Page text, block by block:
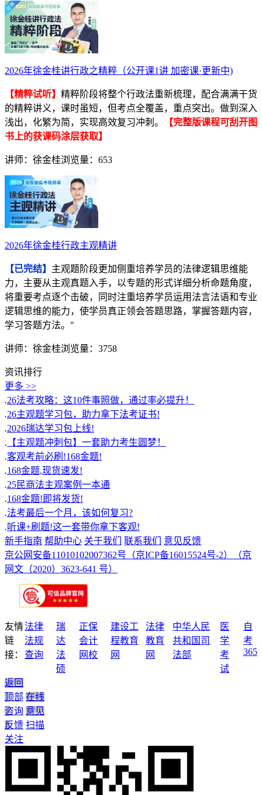
2026年徐金桂讲行政之精粹（公开课1讲 加密课·更新中)
【精粹试听】 精粹阶段将整个行政法重新梳理，配合满满干货
的精粹讲义，课时虽短，但考点全覆盖，重点突出。做到深入
浅出，化繁为简，实现高效复习冲刺。
【完整版课程可刮开图
书上的获课码涂层获取】
讲师：徐金桂浏览量：653
2026年徐金桂行政主观精讲
【已完结】 主观题阶段更加侧重培养学员的法律逻辑思维能
力，主要从主观真题入手，以专题的形式详细分析命题角度，
将重要考点逐个击破，同时注重培养学员运用法言法语和专业
逻辑思维的能力，使学员真正领会答题思路，掌握答题内容，
学习答题方法。"
讲师：徐金桂浏览量：3758
资讯排行
更多 >>
.26法考攻略：这10件事照做，通过率必提升！
.26主观题学习包，助力拿下法考证书!
.2026瑞达学习包上线!
. 【主观题冲刺包】一套助力考生圆梦！
.客观考前必刷!168金题!
.168金题,现货速发!
.25民商法主观案例一本通
.168金题!即将发货!
.法考最后一个月，该如何复习?
.听课+刷题!这一套带你拿下客观!
新手指南 帮助中心 关于我们 联系我们
意见反馈
京公网安备11010102007362号 （京ICP备16015524号-2）
（京
网文（2020）3623-641 号）
友情
链
接：
法律
法规
查询
瑞
达
法
硕
正保
会计
网校
建设工
程教育
网
法律
教育
网
中华人民
共和国司
法部
医
学
考
试
自
考
365
返回
顶部 在线
咨询 意见
反馈 扫描
关注